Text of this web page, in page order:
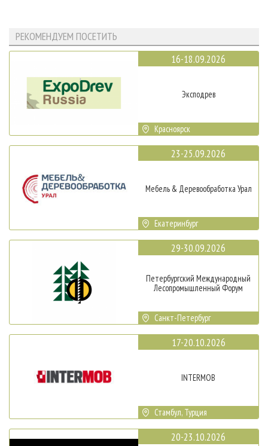
РЕКОМЕНДУЕМ ПОСЕТИТЬ
16-18.09.2026
Эксподрев
Красноярск
23-25.09.2026
Мебель & Деревообработка Урал
Екатеринбург
29-30.09.2026
Петербургский Международный
Лесопромышленный Форум
Санкт-Петербург
17-20.10.2026
INTERMOB
Стамбул, Турция
20-23.10.2026